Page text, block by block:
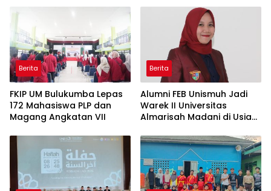
Berita
FKIP UM Bulukumba Lepas
172 Mahasiswa PLP dan
Magang Angkatan VII
Berita
Alumni FEB Unismuh Jadi
Warek II Universitas
Almarisah Madani di Usia